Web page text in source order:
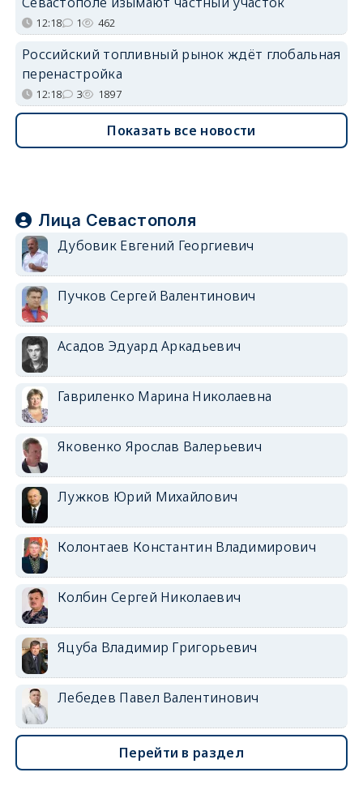
12:18 1 462
Российский топливный рынок ждёт глобальная
перенастройка
12:18 3 1897
Показать все новости
Лица Севастополя
Дубовик Евгений Георгиевич
Пучков Сергей Валентинович
Асадов Эдуард Аркадьевич
Гавриленко Марина Николаевна
Яковенко Ярослав Валерьевич
Лужков Юрий Михайлович
Колонтаев Константин Владимирович
Колбин Сергей Николаевич
Яцуба Владимир Григорьевич
Лебедев Павел Валентинович
Перейти в раздел